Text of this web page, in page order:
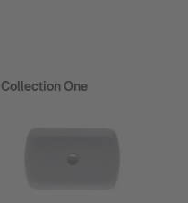
Collection One